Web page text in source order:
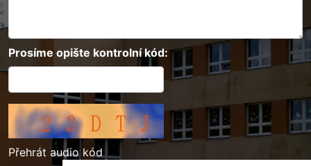
Prosíme opište kontrolní kód:
Přehrát audio kód